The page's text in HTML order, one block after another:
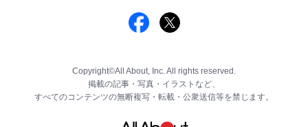
Copyright©All About, Inc. All rights reserved.
掲載の記事・写真・イラストなど、
すべてのコンテンツの無断複写・転載・公衆送信等を禁じます。